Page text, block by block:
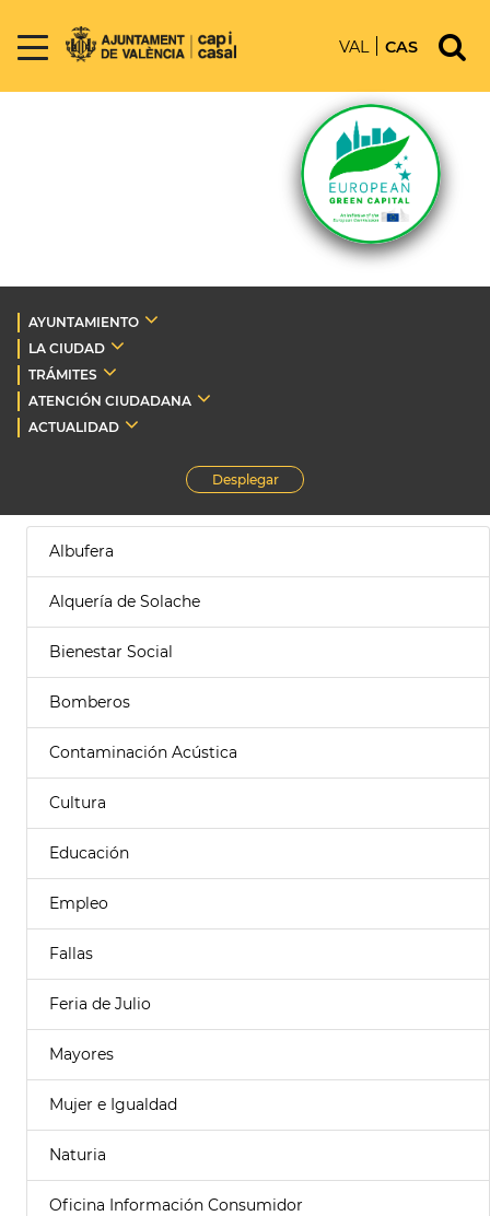
VAL CAS
AYUNTAMIENTO
LA CIUDAD
TRÁMITES
ATENCIÓN CIUDADANA
ACTUALIDAD
Desplegar
Albufera
Alquería de Solache
Bienestar Social
Bomberos
Contaminación Acústica
Cultura
Educación
Empleo
Fallas
Feria de Julio
Mayores
Mujer e Igualdad
Naturia
Oficina Información Consumidor